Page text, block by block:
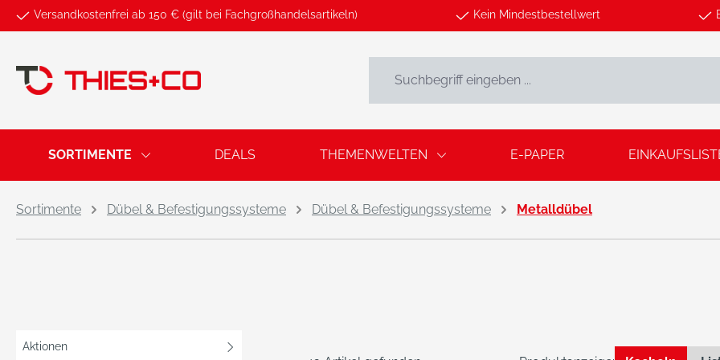
Zur Hauptnavigation springen
Versandkostenfrei ab 150 € (gilt bei Fachgroßhandelsartikeln) Kein Mindestbestellwert
SORTIMENTE DEALS THEMENWELTEN E-PAPER
Sortimente Dübel & Befestigungssysteme Dübel & Befestigungssysteme Metalldübel
Aktionen